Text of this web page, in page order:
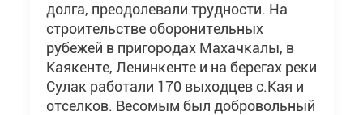
долга, преодолевали трудности. На
строительстве оборонительных
рубежей в пригородах Махачкалы, в
Каякенте, Ленинкенте и на берегах реки
Сулак работали 170 выходцев с.Кая и
отселков. Весомым был добровольный